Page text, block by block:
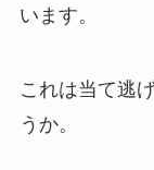
います。
これは当て逃
うか。